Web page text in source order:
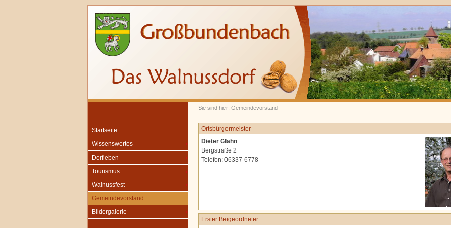
Sie sind hier: Gemeindevorstand
Startseite
Wissenswertes
Dorfleben
Tourismus
Walnussfest
Gemeindevorstand
Bildergalerie
Ortsbürgermeister
Dieter Glahn
Bergstraße 2
Telefon: 06337-6778
Erster Beigeordneter